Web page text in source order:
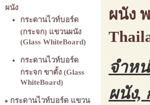
ผนัง
กระดานไวท์บอร์ด
(กระจก) แขวนผนัง
(Glass WhiteBoard)
กระดานไวท์บอร์ด
กระจก ขาตั้ง (Glass
WhiteBoard)
กระดานไวท์บอร์ด แขวน
ผนัง
จำห
ผนัง,